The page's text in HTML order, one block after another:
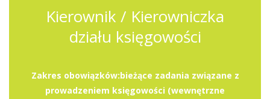
Kierownik / Kierowniczka
działu księgowości
Zakres obowiązków:bieżące zadania związane z
prowadzeniem księgowości (wewnętrzne